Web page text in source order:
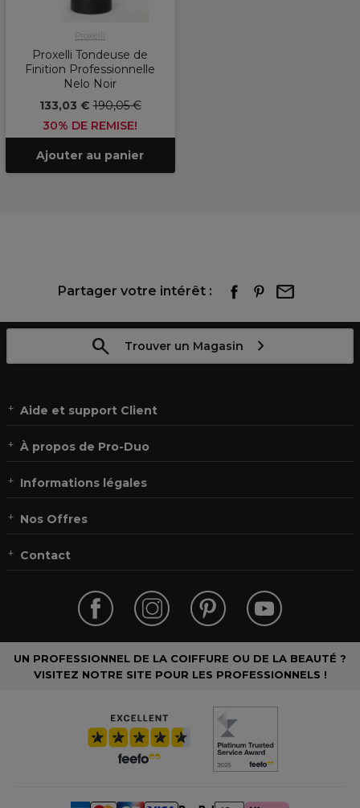
Proxelli
Proxelli Tondeuse de
Finition Professionnelle
Nelo Noir
133,03 €190,05 €
30% DE REMISE!
Ajouter au panier
Partager votre intérêt :
Trouver un Magasin
Aide et support Client
À propos de Pro-Duo
Informations légales
Nos Offres
Contact
UN PROFESSIONNEL DE LA COIFFURE OU DE LA BEAUTÉ ?
VISITEZ NOTRE SITE POUR LES PROFESSIONNELS !